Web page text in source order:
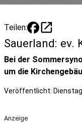
Teilen: open_in_new
Sauerland: ev.
Bei der
um die
Veröffentlicht:
Anzeige